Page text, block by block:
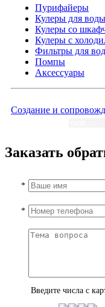
Пурифайеры
Кулеры для воды
Кулеры со
Кулеры с
Фильтры для
Помпы
Аксессуары
Создание и
Заказать
*
*
Введите числа с